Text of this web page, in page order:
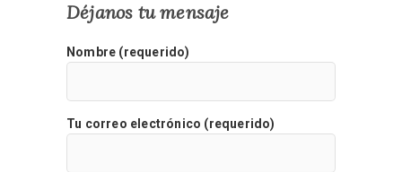
Déjanos tu mensaje
Nombre (requerido)
Tu correo electrónico (requerido)